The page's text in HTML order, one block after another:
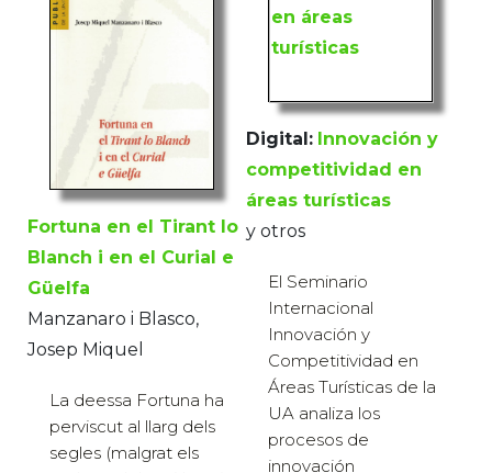
Fortuna en el Tirant lo
Blanch i en el Curial e
Güelfa
Manzanaro i Blasco,
Josep Miquel
La deessa Fortuna ha
perviscut al llarg dels
segles (malgrat els
Digital: Innovación y
competitividad en
áreas turísticas
y otros
El Seminario
Internacional
Innovación y
Competitividad en
Áreas Turísticas de la
UA analiza los
procesos de
innovación